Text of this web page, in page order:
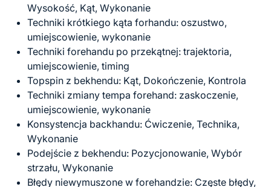
Wysokość, Kąt, Wykonanie
Techniki krótkiego kąta forhandu: oszustwo,
umiejscowienie, wykonanie
Techniki forehandu po przekątnej: trajektoria,
umiejscowienie, timing
Topspin z bekhendu: Kąt, Dokończenie, Kontrola
Techniki zmiany tempa forehand: zaskoczenie,
umiejscowienie, wykonanie
Konsystencja backhandu: Ćwiczenie, Technika,
Wykonanie
Podejście z bekhendu: Pozycjonowanie, Wybór
strzału, Wykonanie
Błędy niewymuszone w forehandzie: Częste błędy,